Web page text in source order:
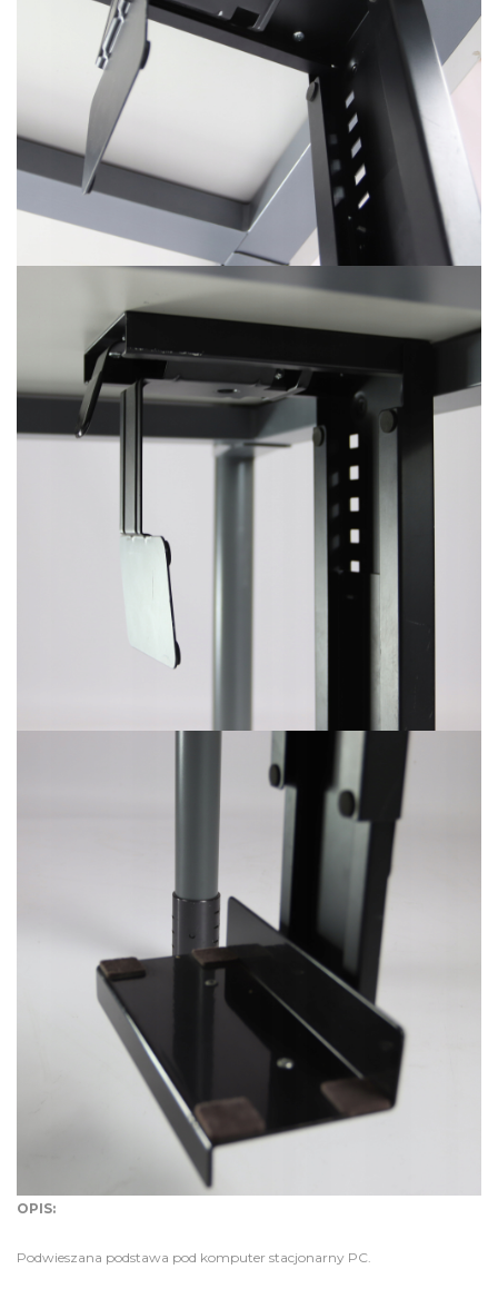
OPIS:
Podwieszana podstawa pod komputer stacjonarny PC.